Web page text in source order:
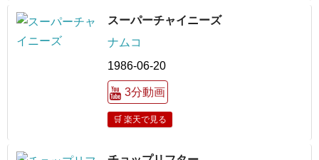
スーパーチャイニーズ
ナムコ
1986-06-20
3分動画
🛒 楽天で見る